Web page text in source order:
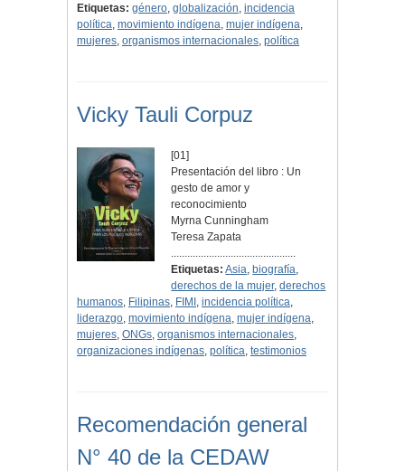
Etiquetas: género, globalización, incidencia
política, movimiento indígena, mujer indígena,
mujeres, organismos internacionales, política
Vicky Tauli Corpuz
[01]
Presentación del libro : Un
gesto de amor y
reconocimiento
Myrna Cunningham
Teresa Zapata
..............................................
Etiquetas: Asia, biografía,
derechos de la mujer,derechos
humanos, Filipinas, FIMI , incidencia política,
liderazgo, movimiento indígena, mujer indígena,
mujeres, ONGs, organismos internacionales,
organizaciones indígenas, política, testimonios
Recomendación general
N° 40 de la CEDAW